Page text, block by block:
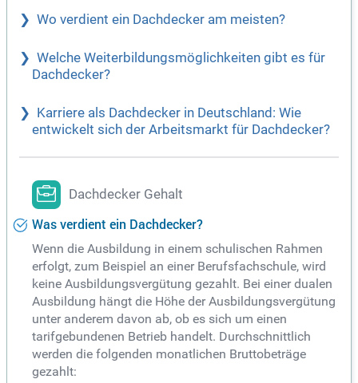
Wo verdient ein Dachdecker am meisten?
Welche Weiterbildungsmöglichkeiten gibt es für
Dachdecker?
Karriere als Dachdecker in Deutschland: Wie
entwickelt sich der Arbeitsmarkt für Dachdecker?
Dachdecker Gehalt
Was verdient ein Dachdecker?
Wenn die Ausbildung in einem schulischen Rahmen
erfolgt, zum Beispiel an einer Berufsfachschule, wird
keine Ausbildungsvergütung gezahlt. Bei einer dualen
Ausbildung hängt die Höhe der Ausbildungsvergütung
unter anderem davon ab, ob es sich um einen
tarifgebundenen Betrieb handelt. Durchschnittlich
werden die folgenden monatlichen Bruttobeträge
gezahlt: